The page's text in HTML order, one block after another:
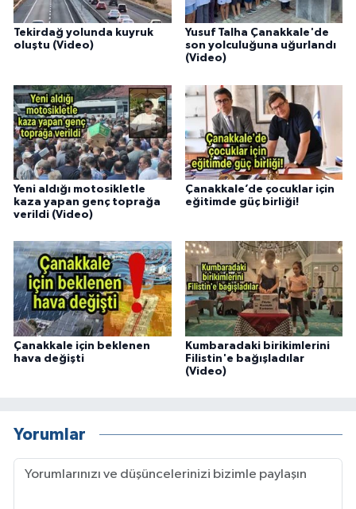
Tekirdağ yolunda kuyruk
oluştu (Video)
Yusuf Talha Çanakkale'de
son yolculuğuna uğurlandı
(Video)
Yeni aldığı motosikletle
kaza yapan genç toprağa
verildi (Video)
Çanakkale’de çocuklar için
eğitimde güç birliği!
Çanakkale için beklenen
hava değişti
Kumbaradaki birikimlerini
Filistin'e bağışladılar
(Video)
Yorumlar